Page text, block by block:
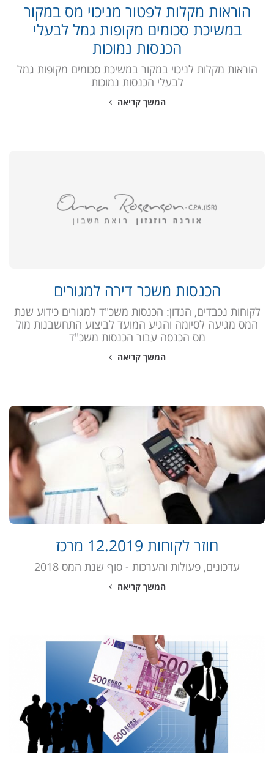
הוראות מקלות לפטור מניכוי מס במקור
במשיכת סכומים מקופות גמל לבעלי
הכנסות נמוכות
הוראות מקלות לניכוי במקור במשיכת סכומים מקופות גמל
לבעלי הכנסות נמוכות
המשך קריאה
הכנסות משכר דירה למגורים
לקוחות נכבדים, הנדון: הכנסות משכ"ד למגורים כידוע שנת
המס מגיעה לסיומה והגיע המועד לביצוע התחשבנות מול
מס הכנסה עבור הכנסות משכ"ד
המשך קריאה
חוזר לקוחות 12.2019 מרכז
עדכונים, פעולות והערכות - סוף שנת המס 2018
המשך קריאה